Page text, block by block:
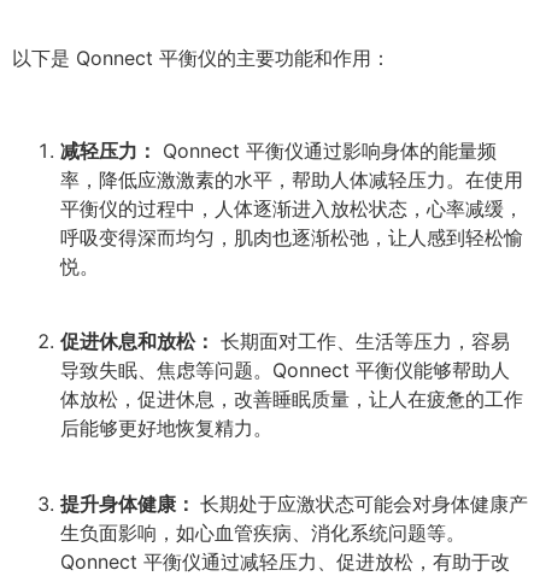
以下是 Qonnect 平衡仪的主要功能和作用：
减轻压力： Qonnect 平衡仪通过影响身体的能量频
率，降低应激激素的水平，帮助人体减轻压力。在使用
平衡仪的过程中，人体逐渐进入放松状态，心率减缓，
呼吸变得深而均匀，肌肉也逐渐松弛，让人感到轻松愉
悦。
促进休息和放松： 长期面对工作、生活等压力，容易
导致失眠、焦虑等问题。Qonnect 平衡仪能够帮助人
体放松，促进休息，改善睡眠质量，让人在疲惫的工作
后能够更好地恢复精力。
提升身体健康： 长期处于应激状态可能会对身体健康产
生负面影响，如心血管疾病、消化系统问题等。
Qonnect 平衡仪通过减轻压力、促进放松，有助于改